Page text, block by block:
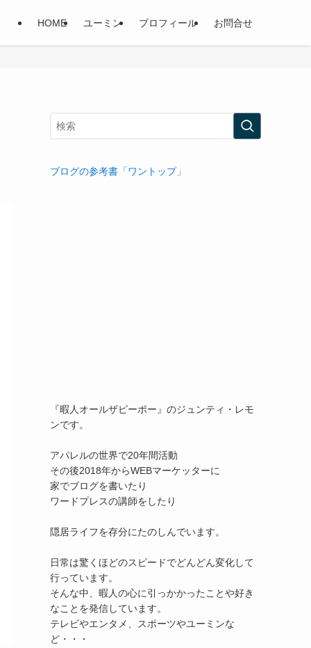
HOME ユーミン プロフィール お問合せ
ブログの参考書「ワントップ」
『暇人オールザピーポー』のジュンティ・レモ
ンです。
アパレルの世界で20年間活動
その後2018年からWEBマーケッターに
家でブログを書いたり
ワードプレスの講師をしたり
隠居ライフを存分にたのしんでいます。
日常は驚くほどのスピードでどんどん変化して
行っています。
そんな中、暇人の心に引っかかったことや好き
なことを発信しています。
テレビやエンタメ、スポーツやユーミンな
ど・・・